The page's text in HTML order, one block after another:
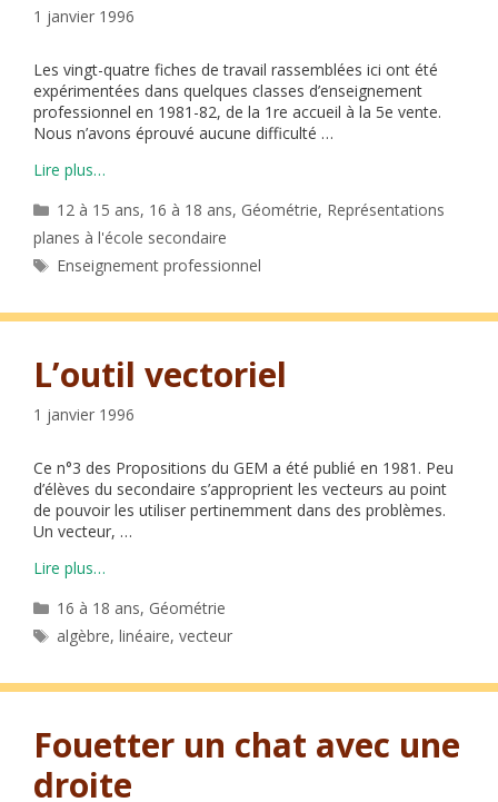
1 janvier 1996
Les vingt-quatre fiches de travail rassemblées ici ont été
expérimentées dans quelques classes d’enseignement
professionnel en 1981-82, de la 1re accueil à la 5e vente.
Nous n’avons éprouvé aucune difficulté …
Lire plus…
Catégories
12 à 15 ans, 16 à 18 ans, Géométrie, Représentations
planes à l'école secondaire
Étiquettes
Enseignement professionnel
L’outil vectoriel
1 janvier 1996
Ce n°3 des Propositions du GEM a été publié en 1981. Peu
d’élèves du secondaire s’approprient les vecteurs au point
de pouvoir les utiliser pertinemment dans des problèmes.
Un vecteur, …
Lire plus…
Catégories
16 à 18 ans, Géométrie
Étiquettes
algèbre,linéaire,vecteur
Fouetter un chat avec une
droite